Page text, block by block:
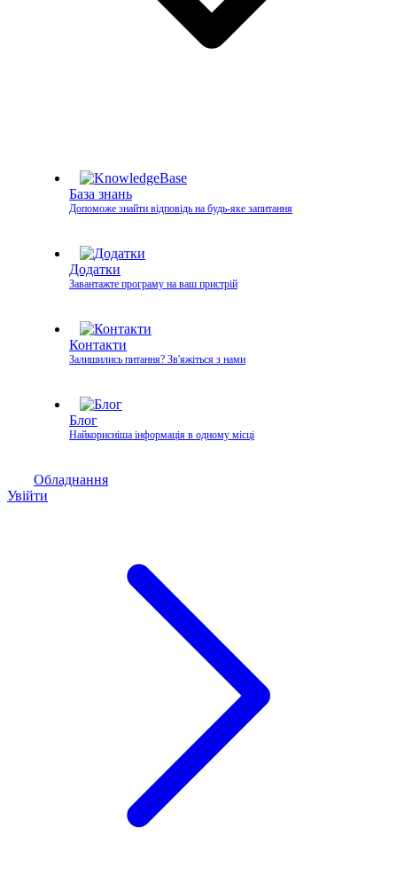
База знань
Допоможе знайти відповідь на будь-яке запитання
Додатки
Завантажте програму на ваш пристрій
Контакти
Залишились питання? Зв'яжіться з нами
Блог
Найкорисніша інформація в одному місці
Обладнання
Увійти